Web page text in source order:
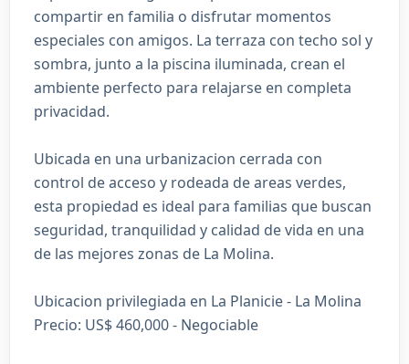
compartir en familia o disfrutar momentos
especiales con amigos. La terraza con techo sol y
sombra, junto a la piscina iluminada, crean el
ambiente perfecto para relajarse en completa
privacidad.
Ubicada en una urbanizacion cerrada con
control de acceso y rodeada de areas verdes,
esta propiedad es ideal para familias que buscan
seguridad, tranquilidad y calidad de vida en una
de las mejores zonas de La Molina.
Ubicacion privilegiada en La Planicie - La Molina
Precio: US$ 460,000 - Negociable